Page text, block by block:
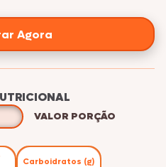
Agora
VALOR PORÇÃO
Carboidratos (g)